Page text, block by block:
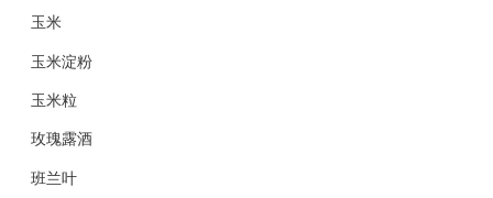
玉米
玉米淀粉
玉米粒
玫瑰露酒
班兰叶